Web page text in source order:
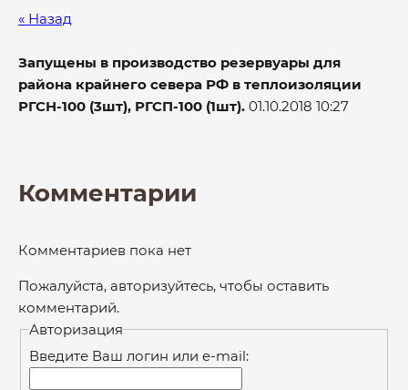
« Назад
Запущены в производство резервуары для
района крайнего севера РФ в теплоизоляции
РГСН-100 (3шт), РГСП-100 (1шт). 01.10.2018 10:27
Комментарии
Комментариев пока нет
Пожалуйста, авторизуйтесь, чтобы оставить
комментарий.
Авторизация
Введите Ваш логин или e-mail: